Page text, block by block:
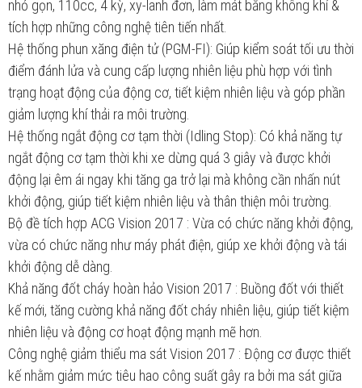
nhỏ gọn, 110cc, 4 kỳ, xy-lanh đơn, làm mát bằng không khí &
tích hợp những công nghệ tiên tiến nhất.
Hệ thống phun xăng điện tử (PGM-FI): Giúp kiểm soát tối ưu thời
điểm đánh lửa và cung cấp lượng nhiên liệu phù hợp với tình
trạng hoạt động của động cơ, tiết kiệm nhiên liệu và góp phần
giảm lượng khí thải ra môi trường.
Hệ thống ngắt động cơ tạm thời (Idling Stop): Có khả năng tự
ngắt động cơ tạm thời khi xe dừng quá 3 giây và được khởi
động lại êm ái ngay khi tăng ga trở lại mà không cần nhấn nút
khởi động, giúp tiết kiệm nhiên liệu và thân thiện môi trường.
Bộ đề tích hợp ACG Vision 2017 : Vừa có chức năng khởi động,
vừa có chức năng như máy phát điện, giúp xe khởi động và tái
khởi động dễ dàng.
Khả năng đốt cháy hoàn hảo Vision 2017 : Buồng đốt với thiết
kế mới, tăng cường khả năng đốt cháy nhiên liệu, giúp tiết kiệm
nhiên liệu và động cơ hoạt động mạnh mẽ hơn.
Công nghệ giảm thiểu ma sát Vision 2017 : Động cơ được thiết
kế nhằm giảm mức tiêu hao công suất gây ra bởi ma sát giữa